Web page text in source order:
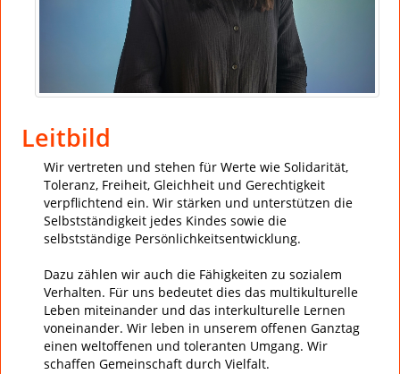
Leitbild
Wir vertreten und stehen für Werte wie Solidarität,
Toleranz, Freiheit, Gleichheit und Gerechtigkeit
verpflichtend ein. Wir stärken und unterstützen die
Selbstständigkeit jedes Kindes sowie die
selbstständige Persönlichkeitsentwicklung.
Dazu zählen wir auch die Fähigkeiten zu sozialem
Verhalten. Für uns bedeutet dies das multikulturelle
Leben miteinander und das interkulturelle Lernen
voneinander. Wir leben in unserem offenen Ganztag
einen weltoffenen und toleranten Umgang. Wir
schaffen Gemeinschaft durch Vielfalt.